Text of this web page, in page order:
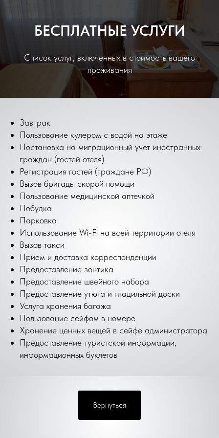
БЕСПЛАТНЫЕ УСЛУГИ
Список услуг, включенных в стоимость вашего
проживания
Завтрак
Пользование кулером с водой на этаже
Постановка на миграционный учет иностранных
граждан (гостей отеля)
Регистрация гостей (граждане РФ)
Вызов бригады скорой помощи
Пользование медицинской аптечкой
Побудка
Парковка
Использование Wi-Fi на всей территории отеля
Вызов такси
Прием и доставка корреспонденции
Предоставление зонтика
Предоставление швейного набора
Предоставление утюга и гладильной доски
Услуга хранения багажа
Пользование сейфом в номере
Хранение ценных вещей в сейфе администратора
Предоставление туристской информации,
информационных буклетов
Вернуться